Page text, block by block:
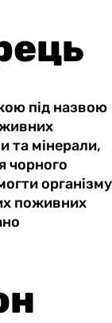
під назвою
та мінерали,
чорного
організму
поживних